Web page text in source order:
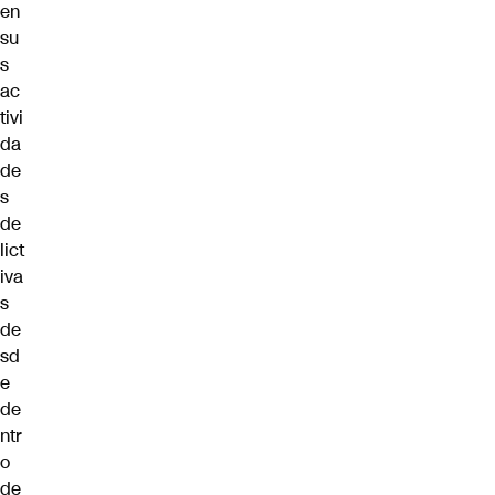
en
su
s
ac
tivi
da
de
s
de
lict
iva
s
de
sd
e
de
ntr
o
de